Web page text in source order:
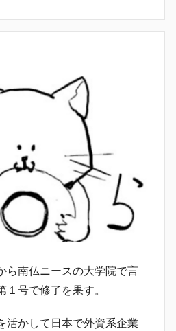
ら南仏ニースの大学院で言
号で修了を果す。
活かして日本で外資系企業